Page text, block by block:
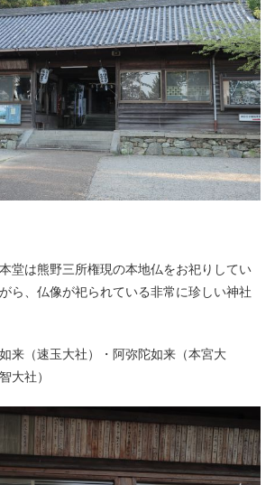
堂は熊野三所権現の本地仏をお祀りしてい
ら、仏像が祀られている非常に珍しい神社
来（速玉大社）・阿弥陀如来（本宮大
大社）